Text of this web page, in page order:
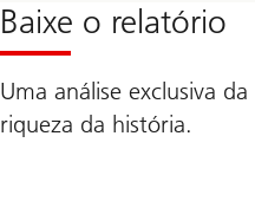
Baixe o relatório
Uma análise exclusiva
riqueza da história.